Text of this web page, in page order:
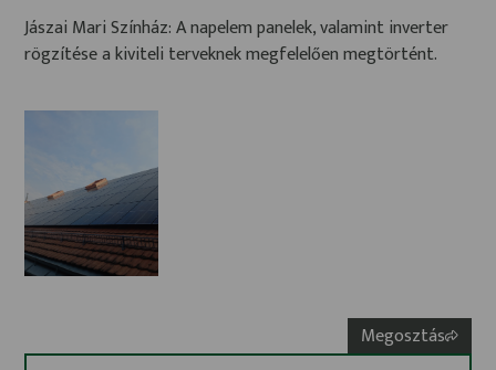
Jászai Mari Színház: A napelem panelek, valamint inverter
rögzítése a kiviteli terveknek megfelelően megtörtént.
Megosztás